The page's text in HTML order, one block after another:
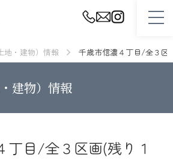
地・建物）情報 千歳市信濃４丁目/全３区
建物）情報
丁目/全３区画(残り１